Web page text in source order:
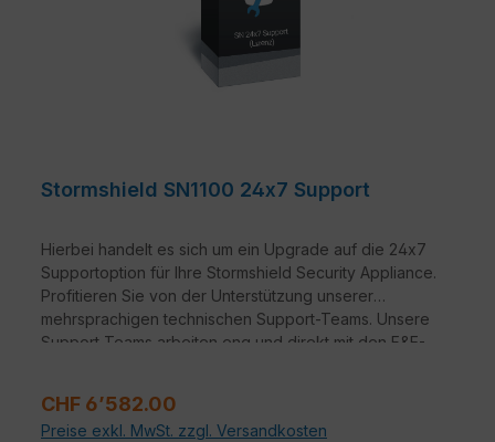
Stormshield SN1100 24x7 Support
Hierbei handelt es sich um ein Upgrade auf die 24x7
Supportoption für Ihre Stormshield Security Appliance.
Profitieren Sie von der Unterstützung unserer
mehrsprachigen technischen Support-Teams. Unsere
Support Teams arbeiten eng und direkt mit den F&E-
Regulärer Preis:
CHF 6’582.00
Preise exkl. MwSt. zzgl. Versandkosten